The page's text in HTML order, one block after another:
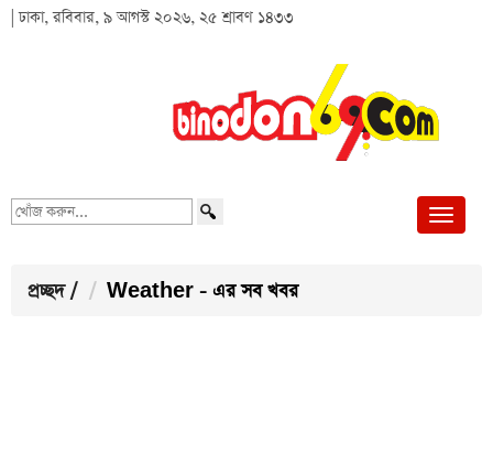
| ঢাকা, রবিবার, ৯ আগস্ট ২০২৬, ২৫ শ্রাবণ ১৪৩৩
খোঁজ
প্রচ্ছদ / Weather - এর সব খবর